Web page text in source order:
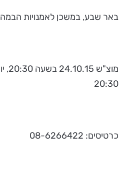
באר שבע, במשכן לאמנויות הבמה
20:30
כרטיסים: 08-6266422